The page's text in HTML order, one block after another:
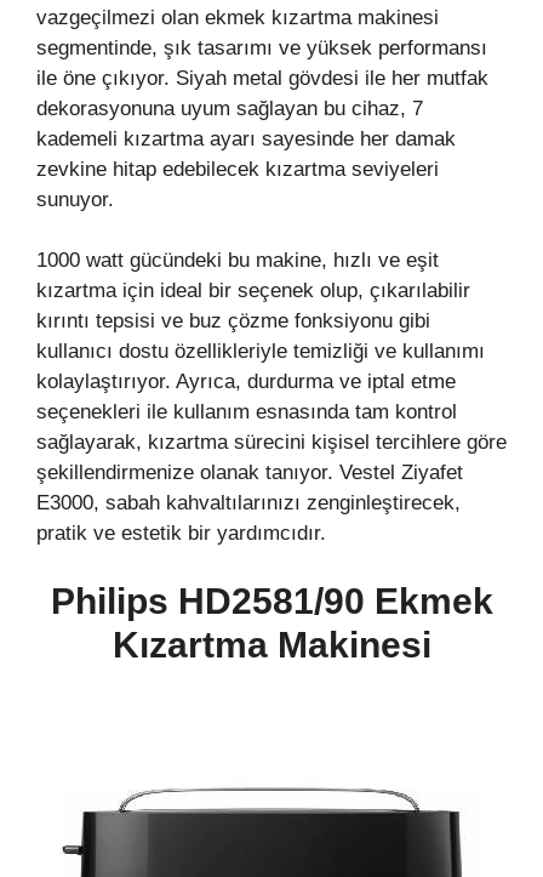
vazgeçilmezi olan ekmek kızartma makinesi
segmentinde, şık tasarımı ve yüksek performansı
ile öne çıkıyor. Siyah metal gövdesi ile her mutfak
dekorasyonuna uyum sağlayan bu cihaz, 7
kademeli kızartma ayarı sayesinde her damak
zevkine hitap edebilecek kızartma seviyeleri
sunuyor.
1000 watt gücündeki bu makine, hızlı ve eşit
kızartma için ideal bir seçenek olup, çıkarılabilir
kırıntı tepsisi ve buz çözme fonksiyonu gibi
kullanıcı dostu özellikleriyle temizliği ve kullanımı
kolaylaştırıyor. Ayrıca, durdurma ve iptal etme
seçenekleri ile kullanım esnasında tam kontrol
sağlayarak, kızartma sürecini kişisel tercihlere göre
şekillendirmenize olanak tanıyor. Vestel Ziyafet
E3000, sabah kahvaltılarınızı zenginleştirecek,
pratik ve estetik bir yardımcıdır.
Philips HD2581/90 Ekmek
Kızartma Makinesi